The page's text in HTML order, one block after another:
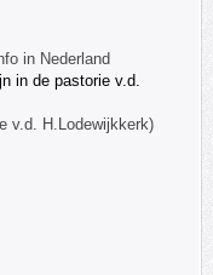
in Nederland
in de pastorie v.d.
v.d. H.Lodewijkkerk)